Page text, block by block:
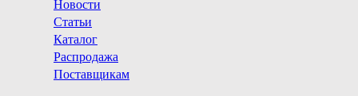
Новости
Статьи
Каталог
Распродажа
Поставщикам